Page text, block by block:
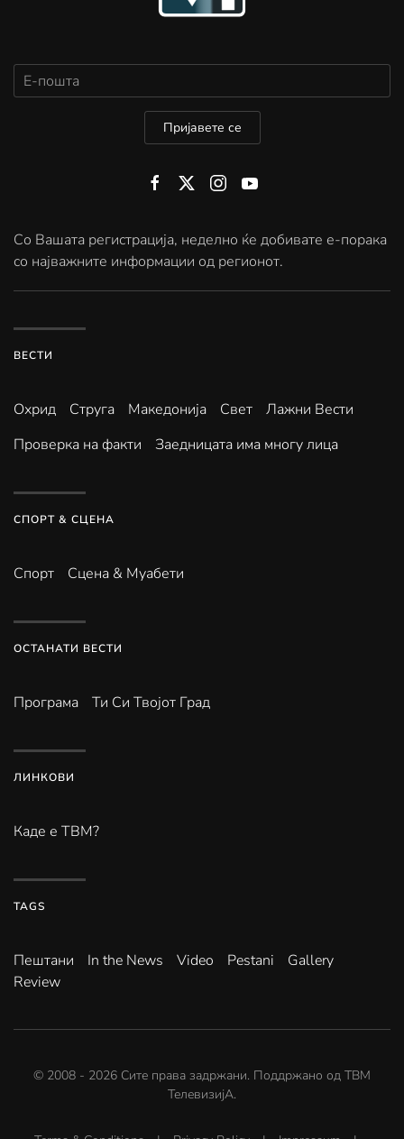
Пријавете се
Со Вашата регистрација, неделно ќе добивате е-порака
со најважните информации од регионот.
ВЕСТИ
Охрид Струга Македонија Свет
Лажни Вести
Проверка на факти
Заедницата има многу лица
СПОРТ & СЦЕНА
Спорт Сцена & Муабети
ОСТАНАТИ ВЕСТИ
Програма Ти Си Твојот Град
ЛИНКОВИ
Каде е ТВМ?
TAGS
Пештани In the News Video Pestani
Gallery
Review
© 2008 - 2026 Сите права задржани. Поддржано од ТВМ
ТелевизијА.